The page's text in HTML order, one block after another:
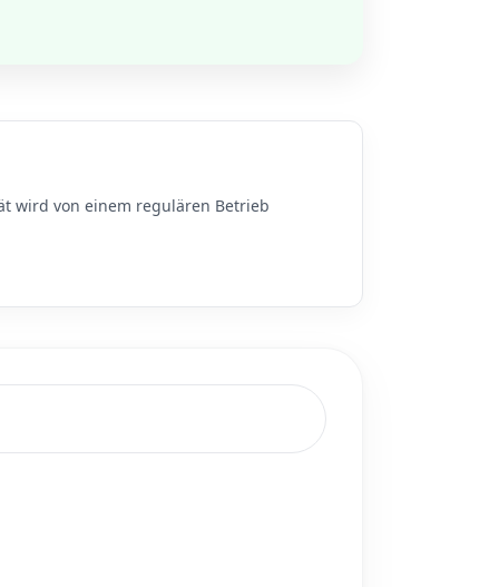
wird von einem regulären Betrieb